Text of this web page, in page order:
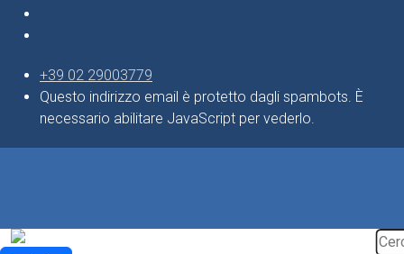
+39 02 29003779
Questo indirizzo email è protetto dagli spambots. È
necessario abilitare JavaScript per vederlo.